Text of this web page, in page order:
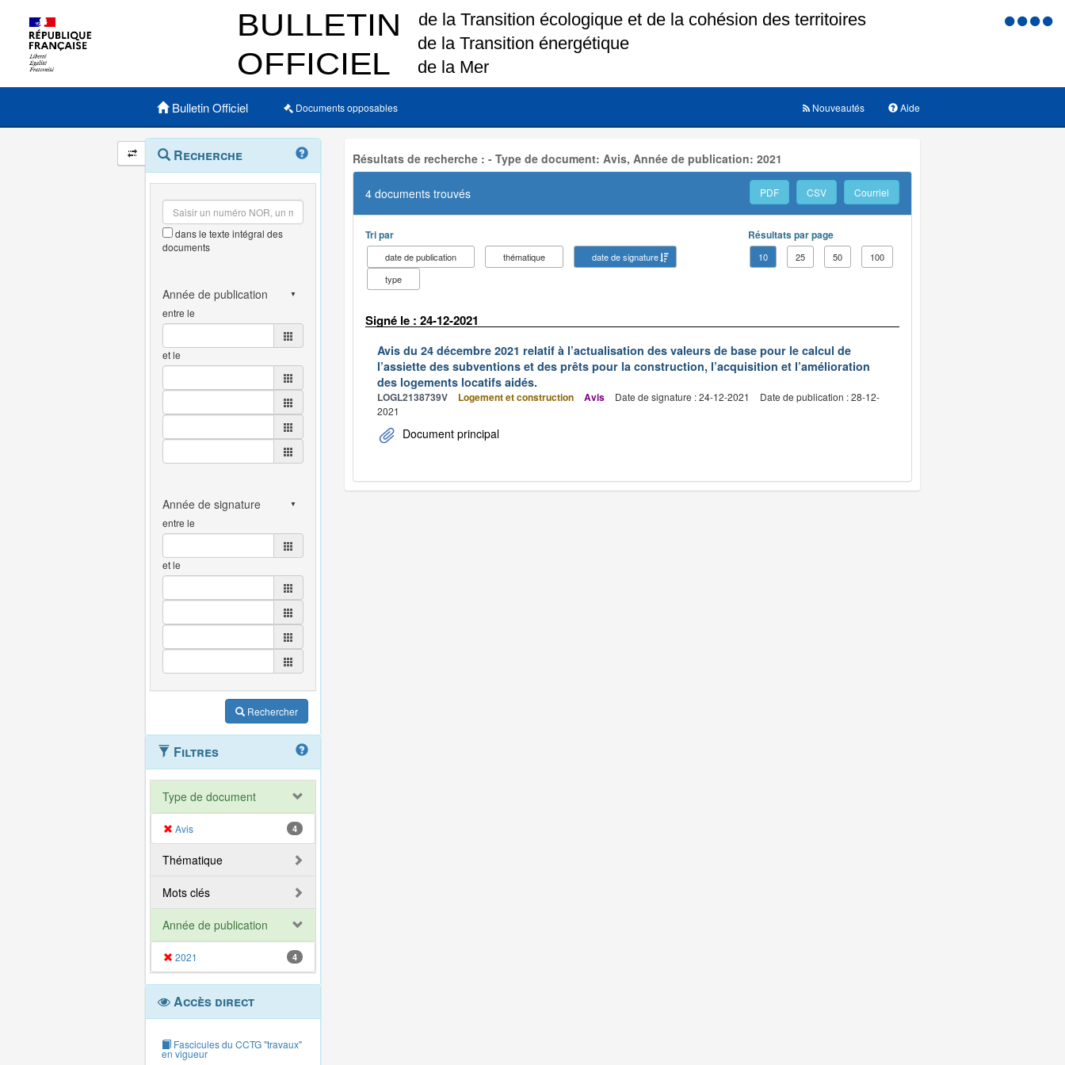
Menu
Menu principal
Bulletin Officiel Documents opposables Aide
Nouveautés
Navigation
et
outils
annexes
Menu
contextuel
Recherche
dans le texte intégral des
documents
entre le
et le
entre le
et le
Rechercher
Filtres
Type de document
Avis 4
Thématique
Mots clés
Année de publication
2021 4
Accès direct
Fascicules du CCTG "travaux"
en vigueur
Résultats de recherche : - Type de document: Avis, Année de publication: 2021
4 documents trouvés PDF CSV Courriel
Tri par
date de publication thématique
date de signature
type
Résultats par page
10 25 50 100
Signé le : 24-12-2021
Avis du 24 décembre 2021 relatif à l’actualisation des valeurs de base pour le calcul de
l’assiette des subventions et des prêts pour la construction, l’acquisition et l’amélioration
des logements locatifs aidés.
LOGL2138739V Logement et construction Avis Date de signature : 24-12-2021
Date de publication : 28-12-
2021
Document principal